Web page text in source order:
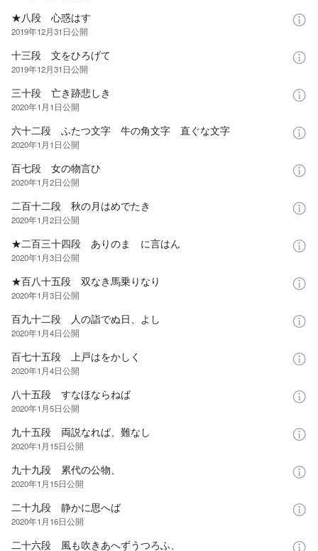
★八段 心惑はす
2019年12月31日公開
十三段 文をひろげて
2019年12月31日公開
三十段 亡き跡悲しき
2020年1月1日公開
六十二段 ふたつ文字 牛の角文字 直ぐな文字
2020年1月1日公開
百七段 女の物言ひ
2020年1月2日公開
二百十二段 秋の月はめでたき
2020年1月2日公開
★二百三十四段 ありのまゝに言はん
2020年1月3日公開
★百八十五段 双なき馬乗りなり
2020年1月3日公開
百九十二段 人の詣でぬ日、よし
2020年1月4日公開
百七十五段 上戸はをかしく
2020年1月4日公開
八十五段 すなほならねば
2020年1月5日公開
九十五段 両説なれば、難なし
2020年1月15日公開
九十九段 累代の公物、
2020年1月15日公開
二十九段 静かに思へば
2020年1月16日公開
二十六段 風も吹きあへずうつろふ、